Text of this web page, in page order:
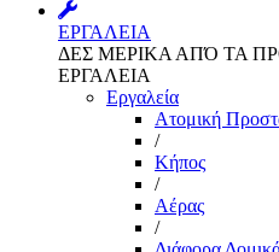
ΕΡΓΑΛΕΙΑ
ΔΕΣ ΜΕΡΙΚΑ ΑΠΌ ΤΑ
ΕΡΓΑΛΕΙΑ
Εργαλεία
Aτομική
/
Kήπος
/
Αέρας
/